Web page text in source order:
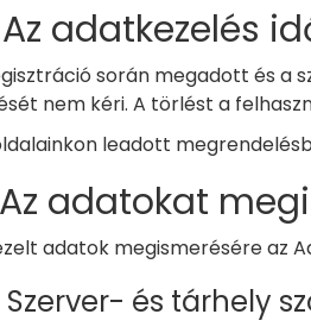
adatkezelés
során megadott és a
nem kéri. A törlést a
leadott
adatokat
adatok megismerésére az
Szerver- és tárhely